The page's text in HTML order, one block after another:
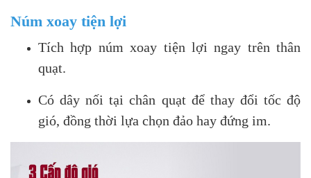
Núm xoay tiện lợi
Tích hợp núm xoay tiện lợi ngay trên thân
quạt.
Có dây nối tại chân quạt để thay đổi tốc độ
gió, đồng thời lựa chọn đảo hay đứng im.